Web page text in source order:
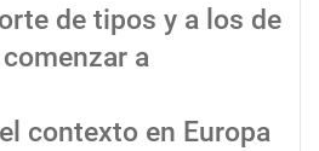
de tipos y a los de
comenzar a
contexto en Europa